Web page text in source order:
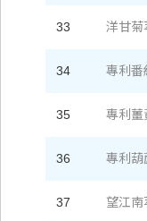
33 洋甘菊
34 專利番
35 專利薑
36 專利葫
37 望江南